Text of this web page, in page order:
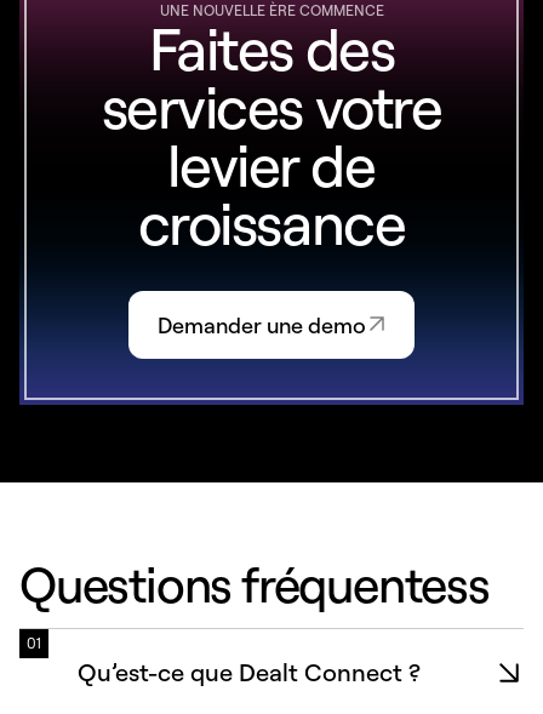
UNE NOUVELLE ÈRE COMMENCE
Faites des
services votre
levier de
croissance
Demander une demo
Questions fréquentess
01
Qu’est-ce que Dealt Connect ?